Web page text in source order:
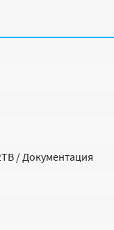
/ Документация